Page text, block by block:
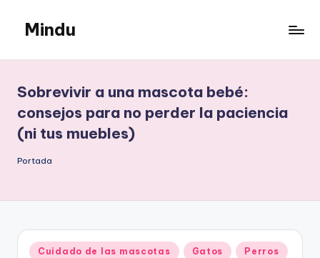
Saltar
contenido
Mindu
Sobrevivir a una mascota bebé:
consejos para no perder la paciencia
(ni tus muebles)
Portada
Publicado
Cuidado de las mascotas Gatos Perros